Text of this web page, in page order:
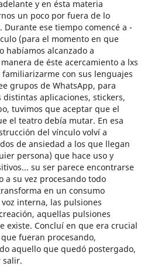
y en ésta materia
un poco por fuera de lo
ese tiempo comencé a -
(para el momento en que
habíamos alcanzado a
de éste acercamiento a lxs
con sus lenguajes
grupos de WhatsApp, para
aplicaciones, stickers,
tuvimos que aceptar que el
el teatro debía mutar. En esa
del vínculo volví a
de ansiedad a los que llegan
persona) que hace uso y
su ser parece encontrarse
a su vez procesando todo
en un consumo
interna, las pulsiones
aquellas pulsiones
existe. Concluí en que era crucial
fueran procesando,
aquello que quedó postergado,
salir.